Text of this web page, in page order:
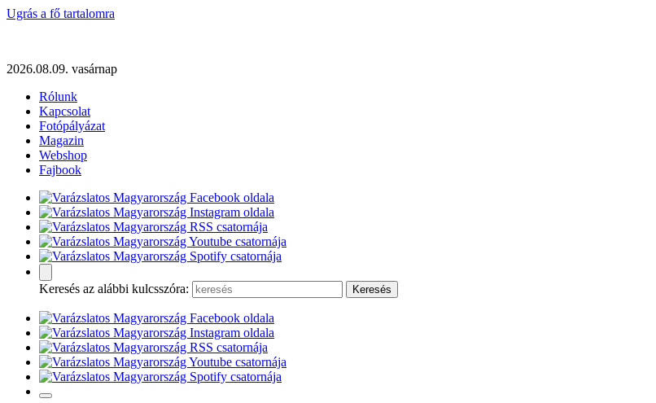
Ugrás a fő tartalomra
2026.08.09. vasárnap
Rólunk
Kapcsolat
Fotópályázat
Magazin
Webshop
Fajbook
Keresés az alábbi kulcsszóra: